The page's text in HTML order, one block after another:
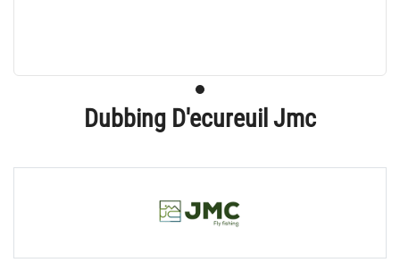
Dubbing D'ecureuil Jmc